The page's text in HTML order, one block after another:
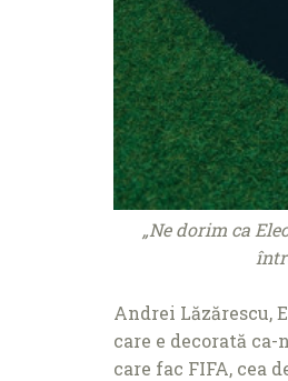
„Ne dorim ca
Andrei Lăzărescu,
care e decorată
care fac FIFA, cea